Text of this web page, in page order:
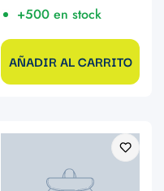
+500 en stock
AÑADIR AL CARRITO